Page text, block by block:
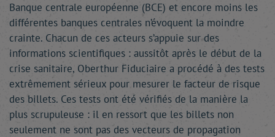
Banque centrale européenne (BCE) et encore moins les
différentes banques centrales n’évoquent la moindre
crainte. Chacun de ces acteurs s’appuie sur des
informations scientifiques : aussitôt après le début de la
crise sanitaire, Oberthur Fiduciaire a procédé à des tests
extrêmement sérieux pour mesurer le facteur de risque
des billets. Ces tests ont été vérifiés de la manière la
plus scrupuleuse : il en ressort que les billets non
seulement ne sont pas des vecteurs de propagation